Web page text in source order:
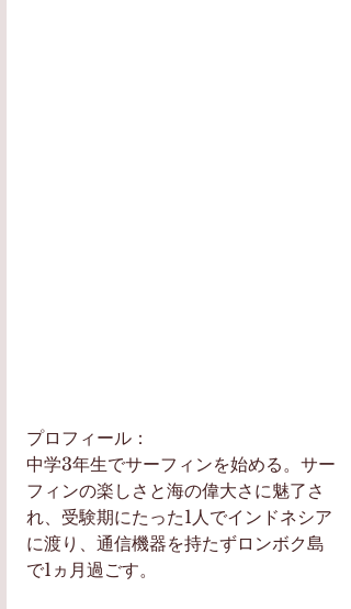
プロフィール：
中学3年生でサーフィンを始める。サー
フィンの楽しさと海の偉大さに魅了さ
れ、受験期にたった1人でインドネシア
に渡り、通信機器を持たずロンボク島
で1ヵ月過ごす。